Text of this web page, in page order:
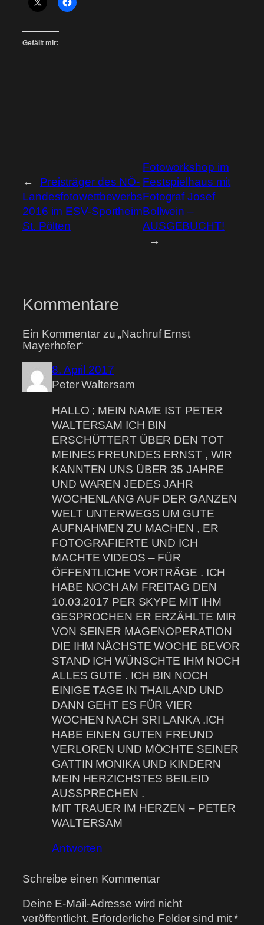
Gefällt mir:
←
Preisträger des NÖ-
Landesfotowettbewerbs
2016 im ESV-Sportheim
St. Pölten
Fotoworkshop im
Festspielhaus mit
Fotograf Josef
Bollwein –
AUSGEBUCHT!
→
Kommentare
Ein Kommentar zu „Nachruf Ernst
Mayerhofer“
8. April 2017
Peter Waltersam
HALLO ; MEIN NAME IST PETER
WALTERSAM ICH BIN
ERSCHÜTTERT ÜBER DEN TOT
MEINES FREUNDES ERNST , WIR
KANNTEN UNS ÜBER 35 JAHRE
UND WAREN JEDES JAHR
WOCHENLANG AUF DER GANZEN
WELT UNTERWEGS UM GUTE
AUFNAHMEN ZU MACHEN , ER
FOTOGRAFIERTE UND ICH
MACHTE VIDEOS – FÜR
ÖFFENTLICHE VORTRÄGE . ICH
HABE NOCH AM FREITAG DEN
10.03.2017 PER SKYPE MIT IHM
GESPROCHEN ER ERZÄHLTE MIR
VON SEINER MAGENOPERATION
DIE IHM NÄCHSTE WOCHE BEVOR
STAND ICH WÜNSCHTE IHM NOCH
ALLES GUTE . ICH BIN NOCH
EINIGE TAGE IN THAILAND UND
DANN GEHT ES FÜR VIER
WOCHEN NACH SRI LANKA .ICH
HABE EINEN GUTEN FREUND
VERLOREN UND MÖCHTE SEINER
GATTIN MONIKA UND KINDERN
MEIN HERZICHSTES BEILEID
AUSSPRECHEN .
MIT TRAUER IM HERZEN – PETER
WALTERSAM
Antworten
Schreibe einen Kommentar
Deine E-Mail-Adresse wird nicht
veröffentlicht. Erforderliche Felder sind mit*